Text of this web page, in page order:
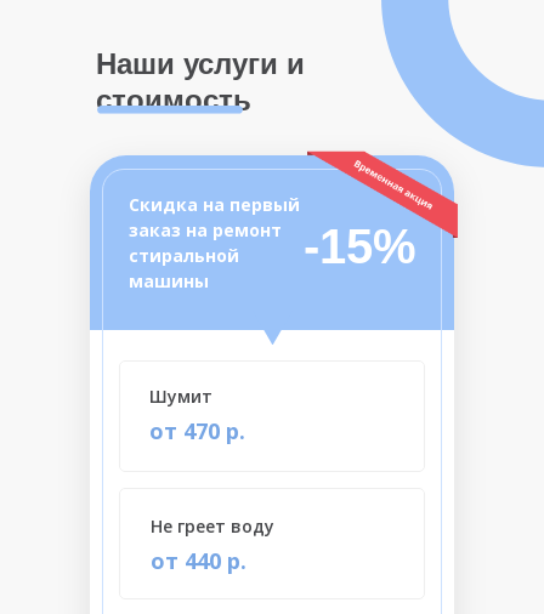
Наши услуги и
стоимость
Скидка на первый
заказ на ремонт
стиральной
машины
-15%
от 470 р.
Шумит
от 440 р.
Не греет воду